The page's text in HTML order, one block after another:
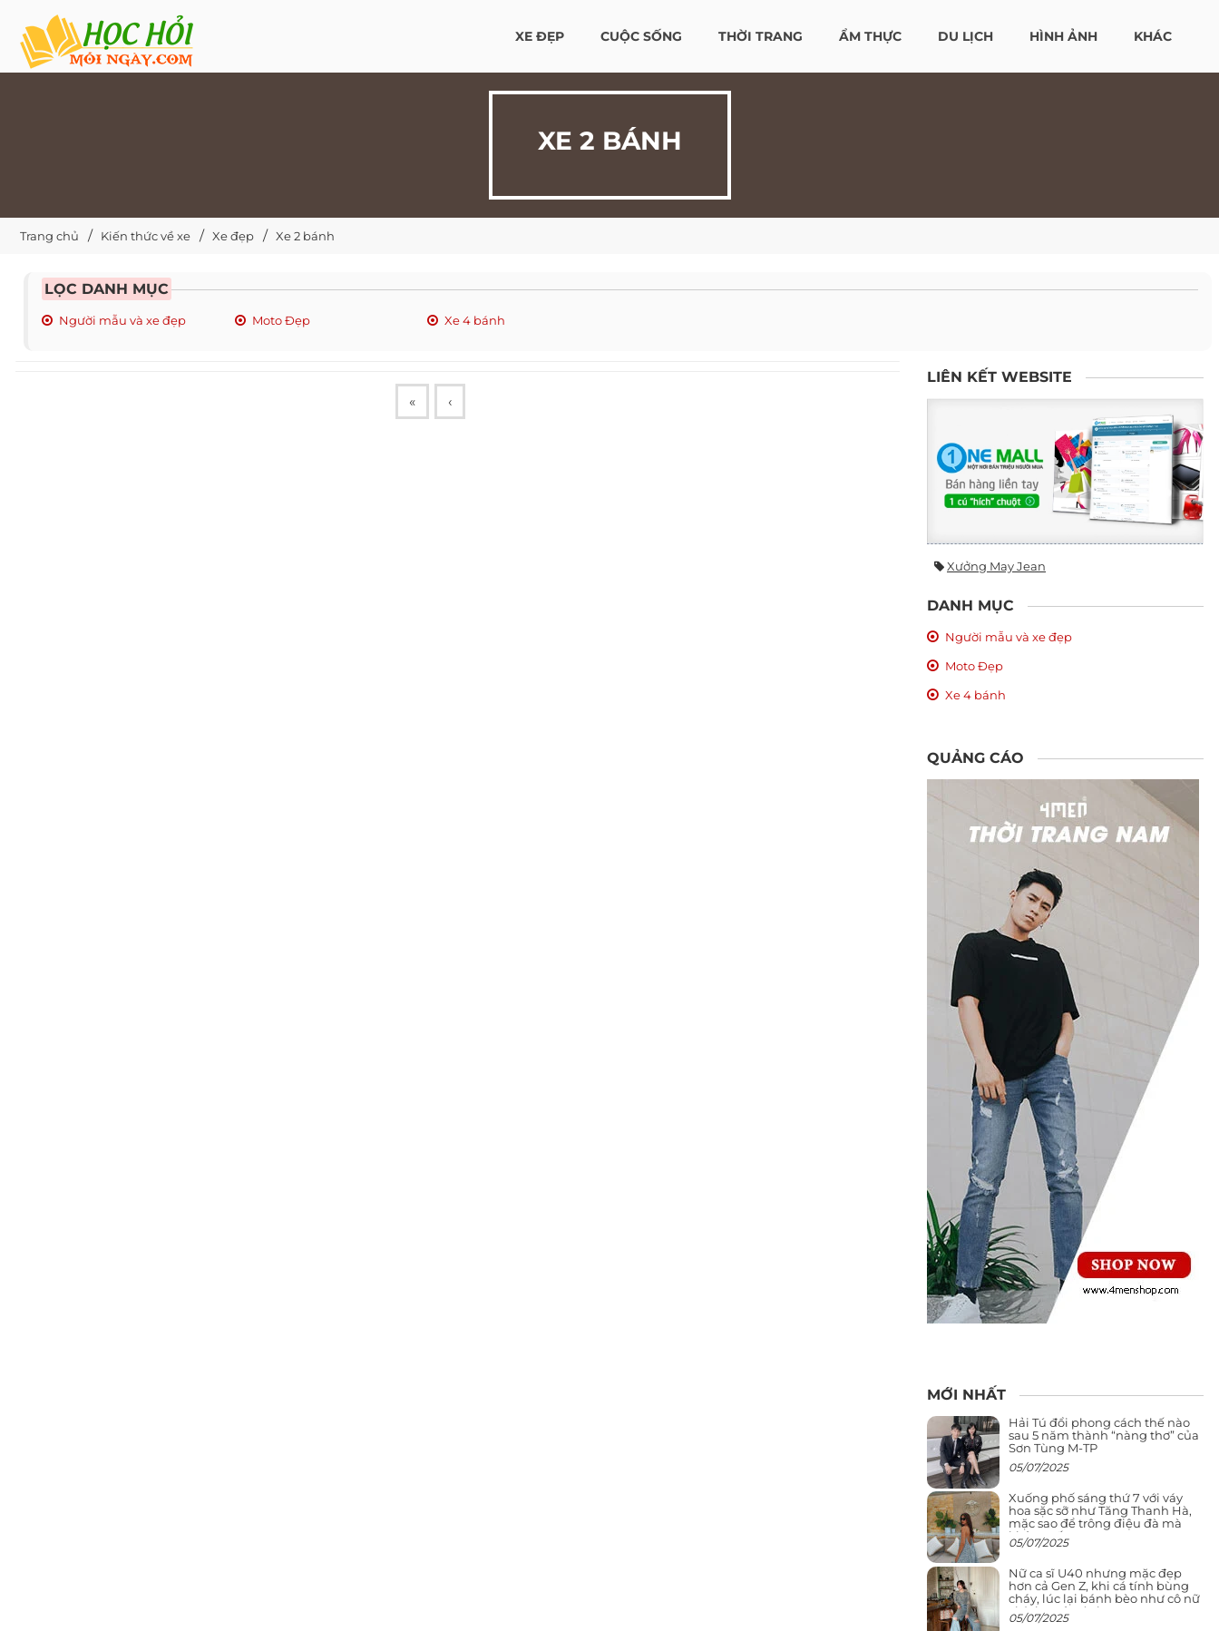
XE ĐẸP CUỘC SỐNG THỜI TRANG ẨM THỰC DU LỊCH HÌNH ẢNH KHÁC
XE 2 BÁNH
Trang chủ Kiến thức về xe Xe đẹp Xe 2 bánh
LỌC DANH MỤC
Người mẫu và xe đẹp Moto Đẹp Xe 4 bánh
« ‹
LIÊN KẾT WEBSITE
Xưởng May Jean
DANH MỤC
Người mẫu và xe đẹp
Moto Đẹp
Xe 4 bánh
QUẢNG CÁO
MỚI NHẤT
Hải Tú đổi phong cách thế nào
sau 5 năm thành “nàng thơ” của
Sơn Tùng M-TP
05/07/2025
Xuống phố sáng thứ 7 với váy
hoa sặc sỡ như Tăng Thanh Hà,
mặc sao để trông điệu đà mà
không sến
05/07/2025
Nữ ca sĩ U40 nhưng mặc đẹp
hơn cả Gen Z, khi cá tính bùng
cháy, lúc lại bánh bèo như cô nữ
chính ngôn tình
05/07/2025